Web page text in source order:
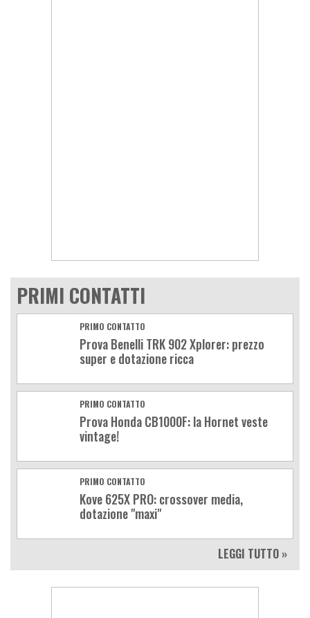
PRIMI CONTATTI
PRIMO CONTATTO
Prova Benelli TRK 902 Xplorer: prezzo
super e dotazione ricca
PRIMO CONTATTO
Prova Honda CB1000F: la Hornet veste
vintage!
PRIMO CONTATTO
Kove 625X PRO: crossover media,
dotazione "maxi"
LEGGI TUTTO »